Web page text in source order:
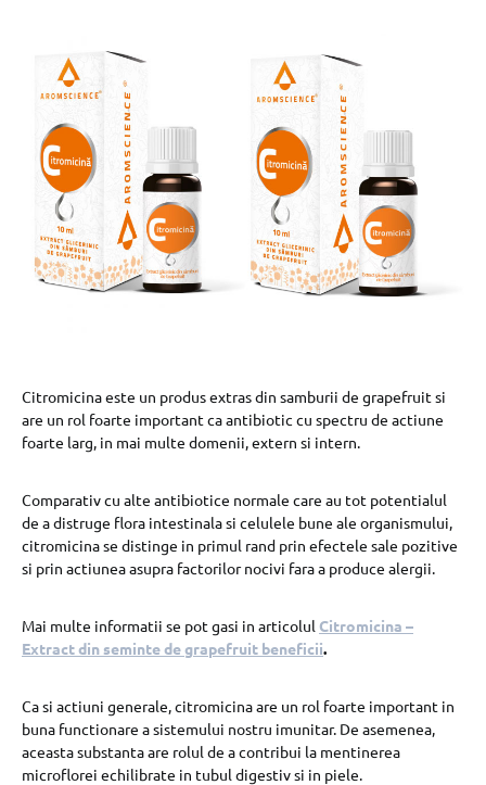
Citromicina este un produs extras din samburii de grapefruit si
are un rol foarte important ca antibiotic cu spectru de actiune
foarte larg, in mai multe domenii, extern si intern.
Comparativ cu alte antibiotice normale care au tot potentialul
de a distruge flora intestinala si celulele bune ale organismului,
citromicina se distinge in primul rand prin efectele sale pozitive
si prin actiunea asupra factorilor nocivi fara a produce alergii.
Mai multe informatii se pot gasi in articolul Citromicina –
Extract din seminte de grapefruit beneficii.
Ca si actiuni generale, citromicina are un rol foarte important in
buna functionare a sistemului nostru imunitar. De asemenea,
aceasta substanta are rolul de a contribui la mentinerea
microflorei echilibrate in tubul digestiv si in piele.